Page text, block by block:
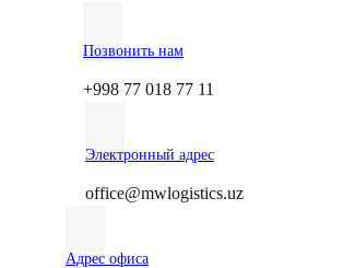
Позвонить нам
+998 77 018 77 11
Электронный адрес
office@mwlogistics.uz
Адрес офиса